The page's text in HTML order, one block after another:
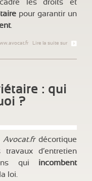
les droits et
pour garantir un
.
Lire la suite sur
: qui
?
Avocat.frdécortique
d’entretien
qui incombent
loi.